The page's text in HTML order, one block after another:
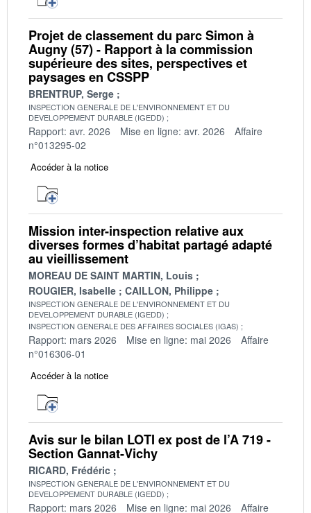
Projet de classement du parc Simon à
Augny (57) - Rapport à la commission
supérieure des sites, perspectives et
paysages en CSSPP
BRENTRUP, Serge
INSPECTION GENERALE DE L'ENVIRONNEMENT ET DU
DEVELOPPEMENT DURABLE (IGEDD)
Rapport: avr. 2026 Mise en ligne: avr. 2026
Affaire
n°013295-02
Accéder à la notice
Mission inter-inspection relative aux
diverses formes d’habitat partagé adapté
au vieillissement
MOREAU DE SAINT MARTIN, Louis
ROUGIER, Isabelle
CAILLON, Philippe
INSPECTION GENERALE DE L'ENVIRONNEMENT ET DU
DEVELOPPEMENT DURABLE (IGEDD)
INSPECTION GENERALE DES AFFAIRES SOCIALES (IGAS)
Rapport: mars 2026 Mise en ligne: mai 2026
Affaire
n°016306-01
Accéder à la notice
Avis sur le bilan LOTI ex post de l’A 719 -
Section Gannat-Vichy
RICARD, Frédéric
INSPECTION GENERALE DE L'ENVIRONNEMENT ET DU
DEVELOPPEMENT DURABLE (IGEDD)
Rapport: mars 2026 Mise en ligne: mai 2026
Affaire